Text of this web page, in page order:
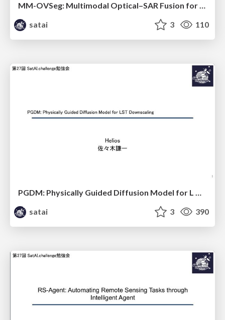
MM-OVSeg: Multimodal Optical–SAR Fusion for Open-Vocabulary Segmentation in Remote Sensing
satai
3 110
PGDM: Physically Guided Diffusion Model for L Downscaling
satai
3 390